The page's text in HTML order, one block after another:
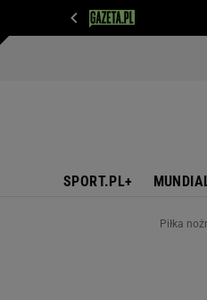
SPORT.PL+
Piłka